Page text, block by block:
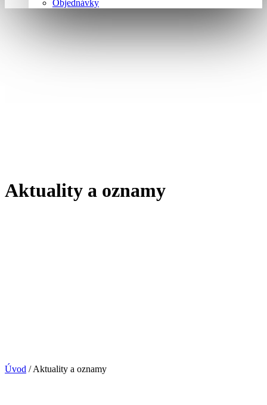
Objednávky
Aktuality a oznamy
Úvod /Aktuality a oznamy